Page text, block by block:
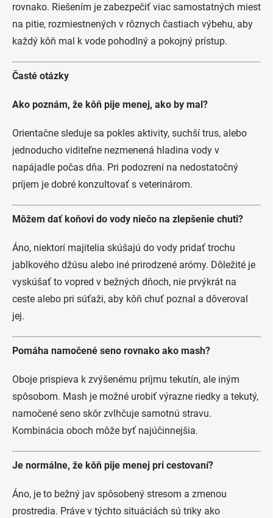
rovnako. Riešením je zabezpečiť viac samostatných miest
na pitie, rozmiestnených v rôznych častiach výbehu, aby
každý kôň mal k vode pohodlný a pokojný prístup.
Časté otázky
Ako poznám, že kôň pije menej, ako by mal?
Orientačne sleduje sa pokles aktivity, suchší trus, alebo
jednoducho viditeľne nezmenená hladina vody v
napájadle počas dňa. Pri podozrení na nedostatočný
príjem je dobré konzultovať s veterinárom.
Môžem dať koňovi do vody niečo na zlepšenie chuti?
Áno, niektorí majitelia skúšajú do vody pridať trochu
jablkového džúsu alebo iné prirodzené arómy. Dôležité je
vyskúšať to vopred v bežných dňoch, nie prvýkrát na
ceste alebo pri súťaži, aby kôň chuť poznal a dôveroval
jej.
Pomáha namočené seno rovnako ako mash?
Oboje prispieva k zvýšenému príjmu tekutín, ale iným
spôsobom. Mash je možné urobiť výrazne riedky a tekutý,
namočené seno skôr zvlhčuje samotnú stravu.
Kombinácia oboch môže byť najúčinnejšia.
Je normálne, že kôň pije menej pri cestovaní?
Áno, je to bežný jav spôsobený stresom a zmenou
prostredia. Práve v týchto situáciách sú triky ako